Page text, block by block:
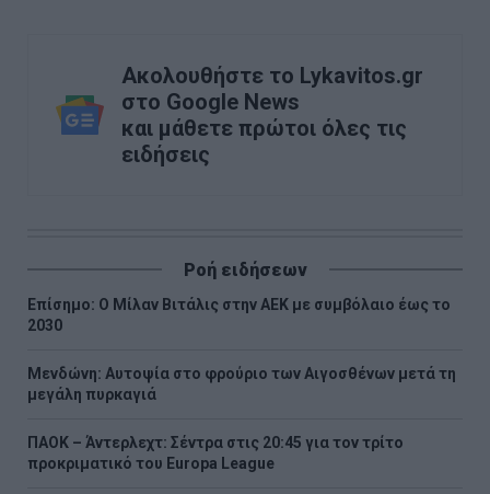
Ακολουθήστε το Lykavitos.gr
στο Google News
και μάθετε πρώτοι όλες τις
ειδήσεις
Ροή ειδήσεων
Επίσημο: Ο Μίλαν Βιτάλις στην ΑΕΚ με συμβόλαιο έως το
2030
Μενδώνη: Αυτοψία στο φρούριο των Αιγοσθένων μετά τη
μεγάλη πυρκαγιά
ΠΑΟΚ – Άντερλεχτ: Σέντρα στις 20:45 για τον τρίτο
προκριματικό του Europa League